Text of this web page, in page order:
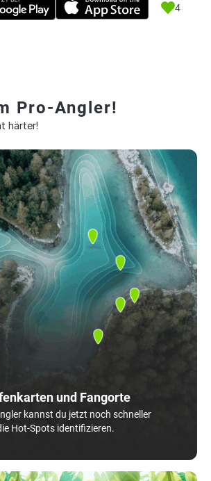
4
Pro-Angler!
härter!
und Fangorte
kannst du jetzt noch schneller
Hot-Spots identifizieren.